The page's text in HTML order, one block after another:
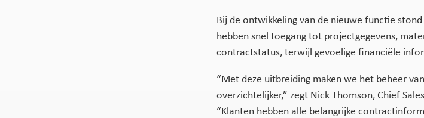
Bij de ontwikkeling van de nieuwe functie
hebben snel toegang tot projectgegevens,
contractstatus, terwijl gevoelige financiële
“Met deze uitbreiding maken we het beheer
overzichtelijker,” zegt Nick Thomson, Chief
“Klanten hebben alle belangrijke